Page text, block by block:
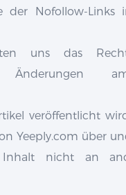
der Nofollow-Links
uns das
Änderungen
veröffentlicht
Yeeply.com über
nicht an